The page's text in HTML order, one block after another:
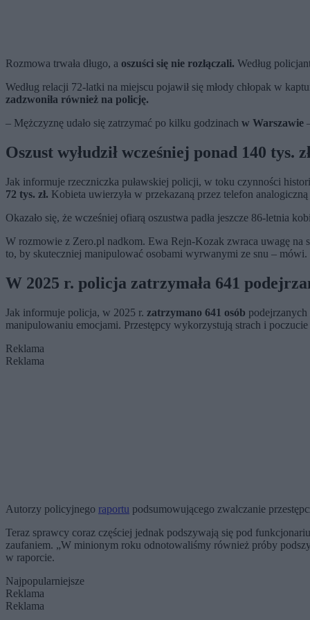
Rozmowa trwała długo, a oszuści się nie rozłączali. Według
Według relacji 72-latki na miejscu pojawił się młody chłopak w
zadzwoniła również na policję.
– Mężczyznę udało się zatrzymać po kilku godzinach w Warszawie
Oszust wyłudził wcześniej ponad 140 tys.
Jak informuje rzeczniczka puławskiej policji, w toku czynności
72 tys. zł. Kobieta uwierzyła w przekazaną przez telefon
Okazało się, że wcześniej ofiarą oszustwa padła jeszcze 86-letnia
W rozmowie z Zero.pl nadkom. Ewa Rejn-Kozak zwraca uwagę na
to, by skuteczniej manipulować osobami wyrwanymi ze snu – mówi.
W 2025 r. policja zatrzymała 641
Jak informuje policja, w 2025 r. zatrzymano 641 osób
manipulowaniu emocjami. Przestępcy wykorzystują strach i
Reklama
Reklama
Autorzy policyjnego raportu podsumowującego zwalczanie
Teraz sprawcy coraz częściej jednak podszywają się pod
zaufaniem. „W minionym roku odnotowaliśmy również próby
w raporcie.
Najpopularniejsze
Reklama
Reklama